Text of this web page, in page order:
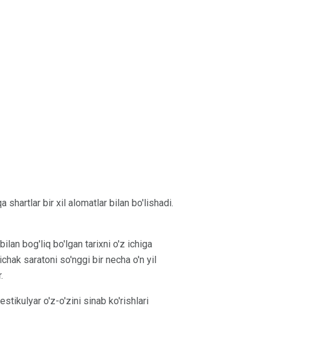
shartlar bir xil alomatlar bilan bo'lishadi.
bog'liq bo'lgan tarixni o'z ichiga
saratoni so'nggi bir necha o'n yil
o'z-o'zini sinab ko'rishlari